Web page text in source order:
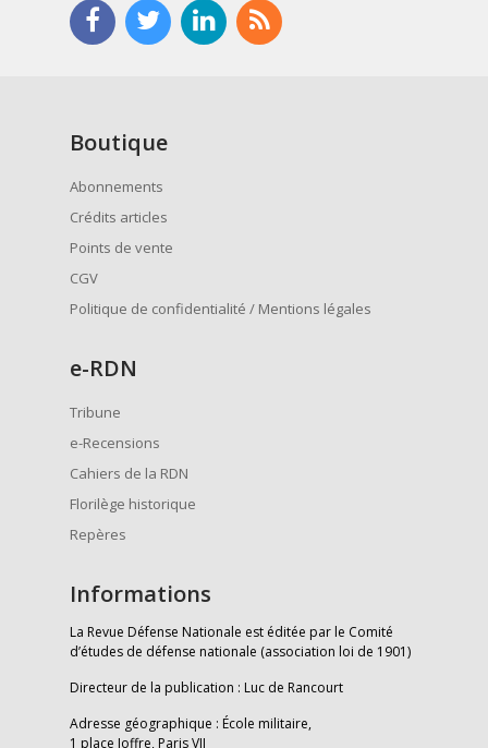
Boutique
Abonnements
Crédits articles
Points de vente
CGV
Politique de confidentialité / Mentions légales
e-RDN
Tribune
e-Recensions
Cahiers de la RDN
Florilège historique
Repères
Informations
La Revue Défense Nationale est éditée par le Comité
d’études de défense nationale (association loi de 1901)
Directeur de la publication : Luc de Rancourt
Adresse géographique : École militaire,
1 place Joffre, Paris VII